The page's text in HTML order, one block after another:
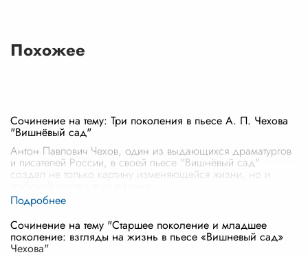
Похожее
Сочинение на тему: Три поколения в пьесе А. П. Чехова
"Вишнёвый сад"
Антон Павлович Чехов, один из выдающихся драматургов
и писателей России, в своей пьесе "Вишнёвый сад"
создал не только картину изменяющейся жизни, но и
Сочинение на тему "Старшее поколение и младшее
поколение: взгляды на жизнь в пьесе «Вишневый сад»
Чехова"